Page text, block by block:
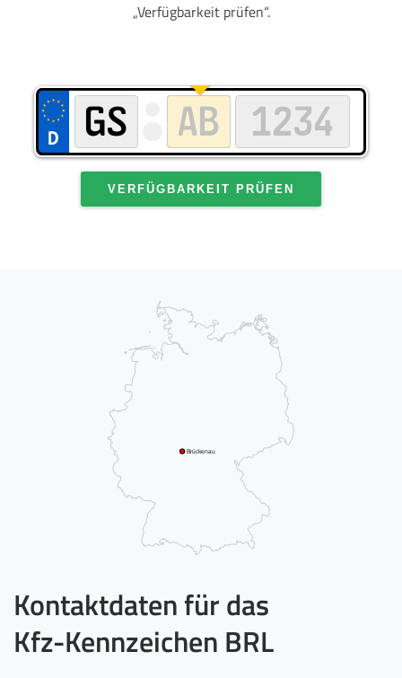
„Verfügbarkeit prüfen“.
VERFÜGBARKEIT PRÜFEN
Brückenau
Kontaktdaten für das
Kfz-Kennzeichen BRL